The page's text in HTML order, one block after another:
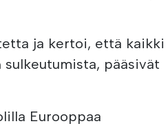
ja kertoi, että kaikki
pääsivät
Eurooppaa